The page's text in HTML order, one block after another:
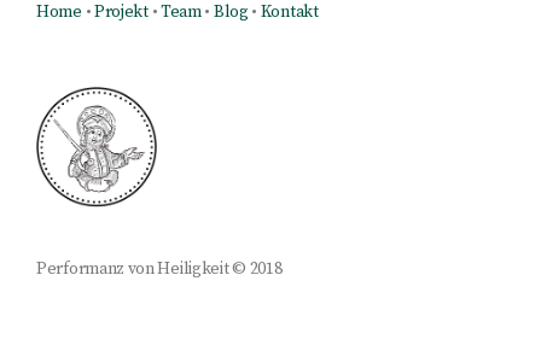
Home •Projekt•Team• Blog• Kontakt
Performanz von Heiligkeit © 2018